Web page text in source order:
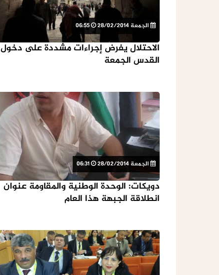
الجمعة 28/02/2014
الاحتلال يفرض إجراءات مشددة على دخول
القدس الجمعة
الجمعة 28/02/2014
دويكات: الوحدة الوطنية والمقاومة عنوان
انطلاقة الجبهة هذا العام